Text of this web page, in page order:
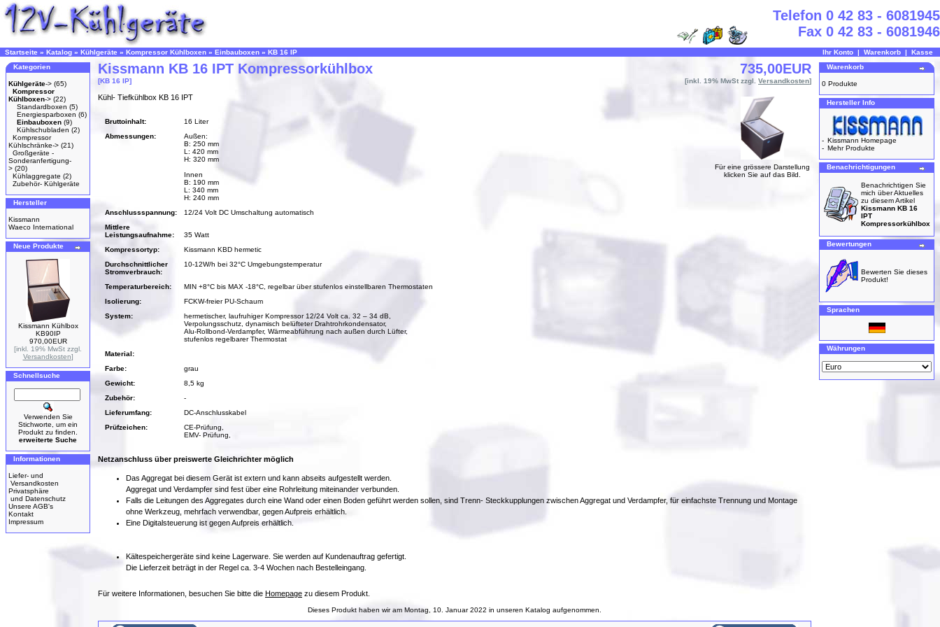
Telefon 0 42 83 - 6081945
Fax 0 42 83 - 6081946
Startseite » Katalog » Kühlgeräte » Kompressor Kühlboxen » Einbauboxen » KB 16 IP Ihr Konto | Warenkorb | Kasse
Kategorien
Kühlgeräte-> (65)
Kompressor
Kühlboxen-> (22)
Standardboxen (5)
Energiesparboxen (6)
Einbauboxen (9)
Kühlschubladen (2)
Kompressor
Kühlschränke-> (21)
Großgeräte -
Sonderanfertigung-
> (20)
Kühlaggregate (2)
Zubehör- Kühlgeräte
Hersteller
Kissmann
Waeco International
Neue Produkte
Kissmann Kühlbox
KB90IP
970,00EUR
[inkl. 19% MwSt zzgl.
Versandkosten]
Schnellsuche
Verwenden Sie
Stichworte, um ein
Produkt zu finden.
erweiterte Suche
Informationen
Liefer- und
Versandkosten
Privatsphäre
und Datenschutz
Unsere AGB's
Kontakt
Impressum
Kissmann KB 16 IPT Kompressorkühlbox
[KB 16 IP]
735,00EUR
[inkl. 19% MwSt zzgl. Versandkosten]
Für eine grössere Darstellung
klicken Sie auf das Bild.
Kühl- Tiefkühlbox KB 16 IPT
Bruttoinhalt:
16 Liter
Abmessungen:
Außen:
B: 250 mm
L: 420 mm
H: 320 mm
Innen
B: 190 mm
L: 340 mm
H: 240 mm
Anschlussspannung:
12/24 Volt DC Umschaltung automatisch
Mittlere
Leistungsaufnahme:
35 Watt
Kompressortyp:
Kissmann KBD hermetic
Durchschnittlicher
Stromverbrauch:
10-12W/h bei 32°C Umgebungstemperatur
Temperaturbereich:
MIN +8°C bis MAX -18°C, regelbar über stufenlos einstellbaren Thermostaten
Isolierung:
FCKW-freier PU-Schaum
System:
hermetischer, laufruhiger Kompressor 12/24 Volt ca. 32 – 34 dB,
Verpolungsschutz, dynamisch belüfteter Drahtrohrkondensator,
Alu-Rollbond-Verdampfer, Wärmeabführung nach außen durch Lüfter,
stufenlos regelbarer Thermostat
Material:
Farbe:
grau
Gewicht:
8,5 kg
Zubehör:
-
Lieferumfang:
DC-Anschlusskabel
Prüfzeichen:
CE-Prüfung,
EMV- Prüfung,
Netzanschluss über preiswerte Gleichrichter möglich
Das Aggregat bei diesem Gerät ist extern und kann abseits aufgestellt werden.
Aggregat und Verdampfer sind fest über eine Rohrleitung miteinander verbunden.
Falls die Leitungen des Aggregates durch eine Wand oder einen Boden geführt werden sollen, sind Trenn- Steckkupplungen zwischen Aggregat und Verdampfer, für einfachste Trennung und Montage
ohne Werkzeug, mehrfach verwendbar, gegen Aufpreis erhältlich.
Eine Digitalsteuerung ist gegen Aufpreis erhältlich.
Kältespeichergeräte sind keine Lagerware. Sie werden auf Kundenauftrag gefertigt.
Die Lieferzeit beträgt in der Regel ca. 3-4 Wochen nach Bestelleingang.
Für weitere Informationen, besuchen Sie bitte die Homepage zu diesem Produkt.
Dieses Produkt haben wir am Montag, 10. Januar 2022 in unseren Katalog aufgenommen.
Warenkorb
0 Produkte
Hersteller Info
- Kissmann Homepage
- Mehr Produkte
Benachrichtigungen
Benachrichtigen Sie
mich über Aktuelles
zu diesem Artikel
Kissmann KB 16
IPT
Kompressorkühlbox
Bewertungen
Bewerten Sie dieses
Produkt!
Sprachen
Währungen